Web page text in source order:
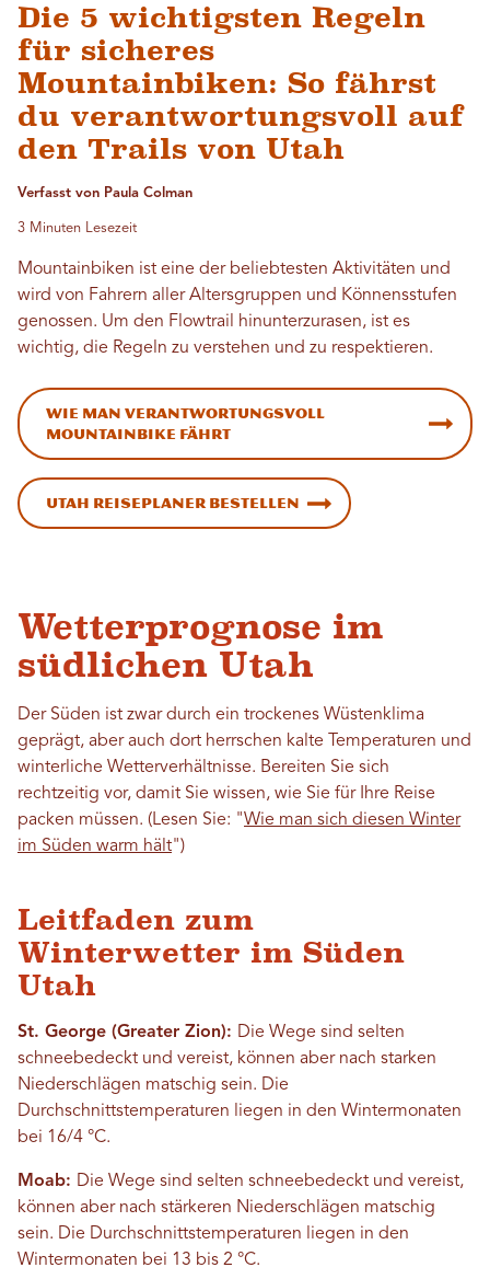
Die 5 wichtigsten Regeln
für sicheres
Mountainbiken: So fährst
du verantwortungsvoll auf
den Trails von Utah
Verfasst von Paula Colman
3 Minuten Lesezeit
Mountainbiken ist eine der beliebtesten Aktivitäten und
wird von Fahrern aller Altersgruppen und Könnensstufen
genossen. Um den Flowtrail hinunterzurasen, ist es
wichtig, die Regeln zu verstehen und zu respektieren.
Wie man verantwortungsvoll
Mountainbike fährt
Utah Reiseplaner bestellen
Wetterprognose im
südlichen Utah
Der Süden ist zwar durch ein trockenes Wüstenklima
geprägt, aber auch dort herrschen kalte Temperaturen und
winterliche Wetterverhältnisse. Bereiten Sie sich
rechtzeitig vor, damit Sie wissen, wie Sie für Ihre Reise
packen müssen. (Lesen Sie: "Wie man sich diesen Winter
im Süden warm hält")
Leitfaden zum
Winterwetter im Süden
Utah
St. George (Greater Zion): Die Wege sind selten
schneebedeckt und vereist, können aber nach starken
Niederschlägen matschig sein. Die
Durchschnittstemperaturen liegen in den Wintermonaten
bei 16/4 °C.
Moab: Die Wege sind selten schneebedeckt und vereist,
können aber nach stärkeren Niederschlägen matschig
sein. Die Durchschnittstemperaturen liegen in den
Wintermonaten bei 13 bis 2 °C.